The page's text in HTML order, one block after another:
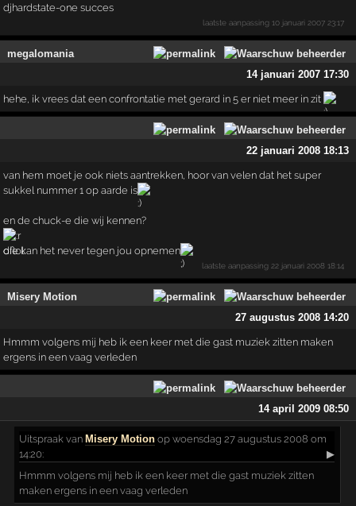
djhardstate-one succes
laatste aanpassing10 januari 2007 23:17
megalomania
14 januari 2007 17:30
hehe, ik vrees dat een confrontatie met gerard in 5 er niet meer in zit
22 januari 2008 18:13
van hem moet je ook niets aantrekken, hoor van velen dat het super
sukkel nummer 1 op aarde is
en de chuck-e die wij kennen?
die kan het never tegen jou opnemen
laatste aanpassing 22 januari 2008 18:14
Misery Motion
27 augustus 2008 14:20
Hmmm volgens mij heb ik een keer met die gast muziek zitten maken
ergens in een vaag verleden
14 april 2009 08:50
Uitspraak van Misery Motion op woensdag 27 augustus 2008 om
14:20:
▶
Hmmm volgens mij heb ik een keer met die gast muziek zitten
maken ergens in een vaag verleden